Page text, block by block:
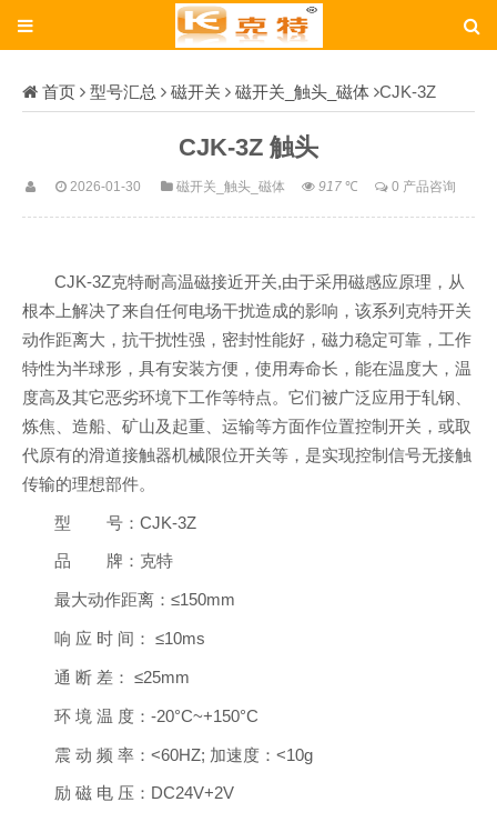
首页 型号汇总 磁开关 磁开关_触头_磁体 CJK-3Z
CJK-3Z 触头
2026-01-30 磁开关_触头_磁体 917℃ 0 产品咨询
CJK-3Z克特耐高温磁接近开关,由于采用磁感应原理，从
根本上解决了来自任何电场干扰造成的影响，该系列克特开关
动作距离大，抗干扰性强，密封性能好，磁力稳定可靠，工作
特性为半球形，具有安装方便，使用寿命长，能在温度大，温
度高及其它恶劣环境下工作等特点。它们被广泛应用于轧钢、
炼焦、造船、矿山及起重、运输等方面作位置控制开关，或取
代原有的滑道接触器机械限位开关等，是实现控制信号无接触
传输的理想部件。
型 号：CJK-3Z
品 牌：克特
最大动作距离：≤150mm
响 应 时 间： ≤10ms
通 断 差： ≤25mm
环 境 温 度：-20°C~+150°C
震 动 频 率：<60HZ; 加速度：<10g
励 磁 电 压：DC24V+2V